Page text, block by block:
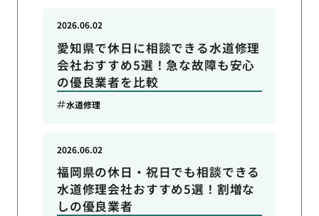
愛知県で休日に相談できる水道修理
会社おすすめ5選！急な故障も安心
の優良業者を比較
2026.06.02
水道修理
福岡県の休日・祝日でも相談できる
水道修理会社おすすめ5選！割増な
しの優良業者
2026.06.02